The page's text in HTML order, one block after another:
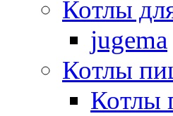
Котлы
jugema
Котлы
Котлы